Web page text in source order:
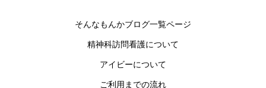
そんなもんかブログ一覧ページ
精神科訪問看護について
アイビーについて
ご利用までの流れ